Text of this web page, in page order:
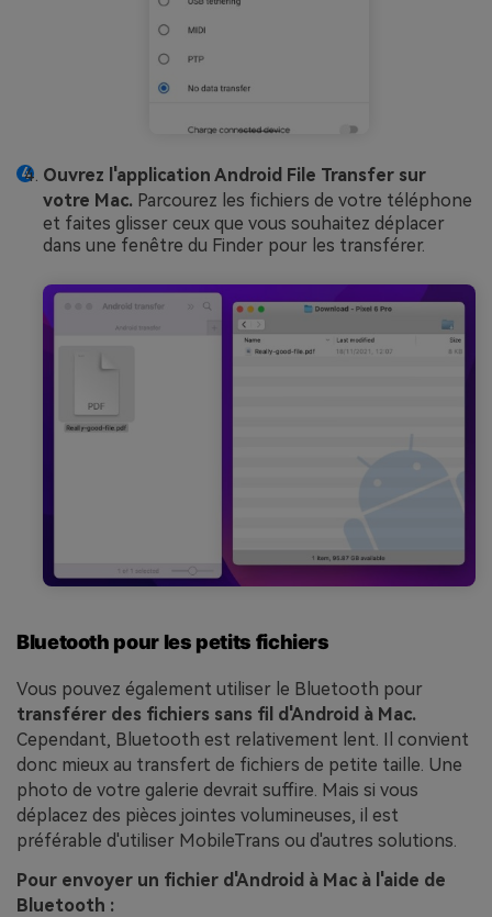
Ouvrez l'application Android File Transfer sur
votre Mac. Parcourez les fichiers de votre téléphone
et faites glisser ceux que vous souhaitez déplacer
dans une fenêtre du Finder pour les transférer.
Bluetooth pour les petits fichiers
Vous pouvez également utiliser le Bluetooth pour
transférer des fichiers sans fil d'Android à Mac.
Cependant, Bluetooth est relativement lent. Il convient
donc mieux au transfert de fichiers de petite taille. Une
photo de votre galerie devrait suffire. Mais si vous
déplacez des pièces jointes volumineuses, il est
préférable d'utiliser MobileTrans ou d'autres solutions.
Pour envoyer un fichier d'Android à Mac à l'aide de
Bluetooth :